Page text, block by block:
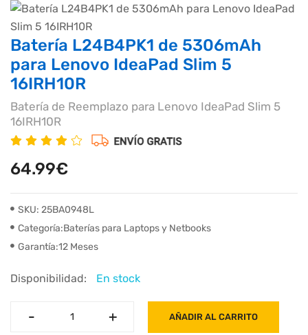
Batería L24B4PK1 de 5306mAh
para Lenovo IdeaPad Slim 5
16IRH10R
Batería de Reemplazo para Lenovo IdeaPad Slim 5
16IRH10R
64.99€
SKU: 25BA0948L
Categoría:Baterías para Laptops y Netbooks
Garantía:12 Meses
Disponibilidad: En stock
- +
- + AÑADIR AL CARRITO